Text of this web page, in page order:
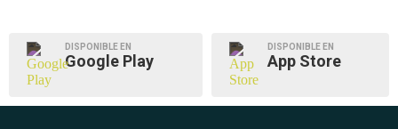
DISPONIBLE EN
Google Play
DISPONIBLE EN
App Store